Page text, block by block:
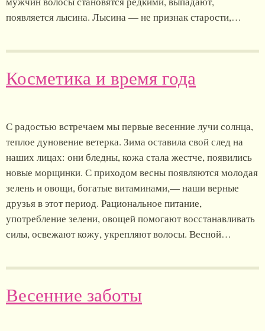
появляется лысина. Лысина — не признак старости,…
Косметика и время года
С радостью встречаем мы первые весенние лучи солнца,
теплое дуновение ветерка. Зима оставила свой след на
наших лицах: они бледны, кожа стала жестче, появились
новые морщинки. С приходом весны появляются молодая
зелень и овощи, богатые витаминами,— наши верные
друзья в этот период. Рациональное питание,
употребление зелени, овощей помогают восстанавливать
силы, освежают кожу, укрепляют волосы. Весной…
Весенние заботы